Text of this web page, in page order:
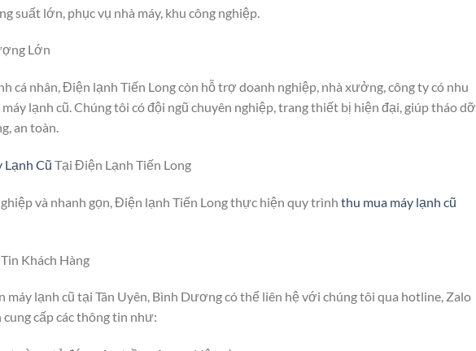
suất lớn, phục vụ nhà máy, khu công nghiệp.
Lớn
cá nhân, Điện lạnh Tiến Long còn hỗ trợ doanh nghiệp, nhà xưởng, công ty có nhu
lạnh cũ. Chúng tôi có đội ngũ chuyên nghiệp, trang thiết bị hiện đại, giúp tháo dỡ
an toàn.
Lạnh Cũ Tại Điện Lạnh Tiến Long
và nhanh gọn, Điện lạnh Tiến Long thực hiện quy trình thu mua máy lạnh cũ
Khách Hàng
máy lạnh cũ tại Tân Uyên, Bình Dương có thể liên hệ với chúng tôi qua hotline, Zalo
cấp các thông tin như: